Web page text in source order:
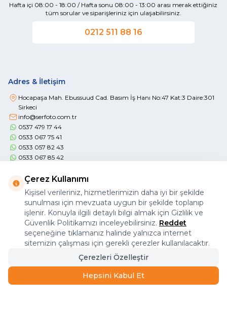
Hafta içi 08:00 - 18:00 / Hafta sonu 08:00 - 13:00 arası merak ettiğiniz
tüm sorular ve siparişleriniz için ulaşabilirsiniz.
0212 511 88 16
Adres & İletişim
Hocapaşa Mah. Ebussuud Cad. Basım İş Hanı No:47 Kat:3 Daire:301
Sirkeci
info@serfoto.com.tr
0537 479 17 44
0533 067 75 41
0533 057 82 43
0533 067 85 42
Önemli Bilgiler
Hızlı Erişim
Çerez Kullanımı
Kişisel verileriniz, hizmetlerimizin daha iyi bir şekilde
sunulması için mevzuata uygun bir şekilde toplanıp
işlenir. Konuyla ilgili detaylı bilgi almak için Gizlilik ve
Güvenlik Politikamızı inceleyebilirsiniz. Reddet
seçeneğine tıklamanız halinde yalnızca internet
sitemizin çalışması için gerekli çerezler kullanılacaktır.
Çerezleri Özelleştir
Hepsini Kabul Et